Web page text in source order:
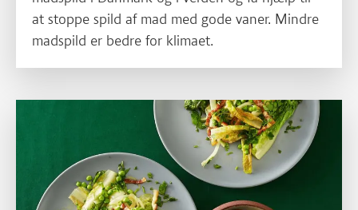
at stoppe spild af mad med gode vaner. Mindre
madspild er bedre for klimaet.
Læs mere om Hvad er CO2 og hvor meget CO2 udleder din